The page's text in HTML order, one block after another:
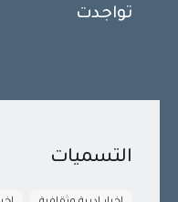
تواجدت
التسميات